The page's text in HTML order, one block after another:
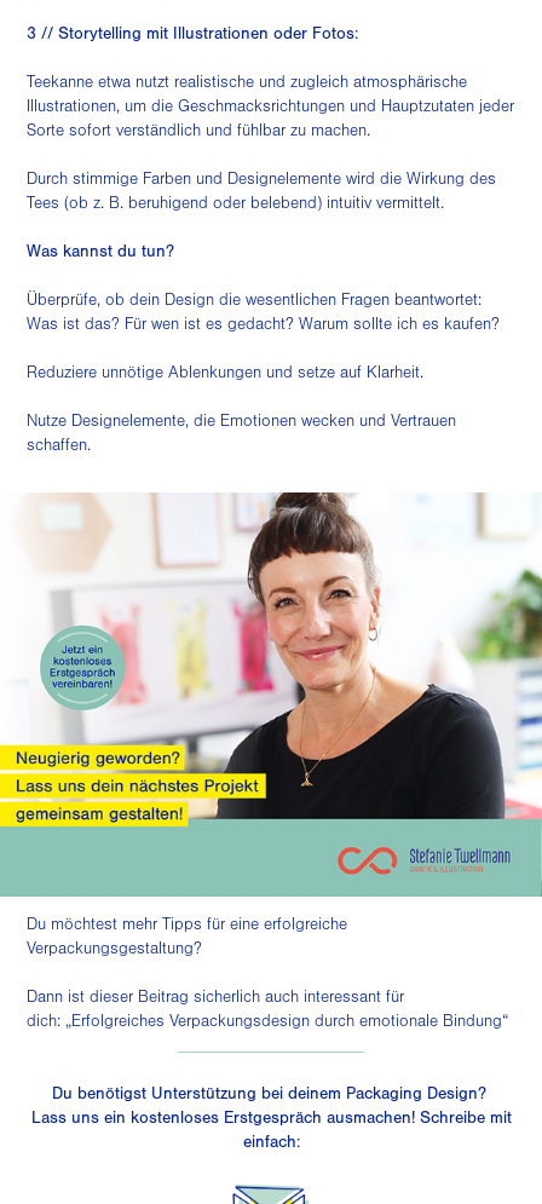
3 // Storytelling mit Illustrationen oder Fotos:
Teekanne etwa nutzt realistische und zugleich atmosphärische
Illustrationen, um die Geschmacksrichtungen und Hauptzutaten jeder
Sorte sofort verständlich und fühlbar zu machen.
Durch stimmige Farben und Designelemente wird die Wirkung des
Tees (ob z. B. beruhigend oder belebend) intuitiv vermittelt.
Was kannst du tun?
Überprüfe, ob dein Design die wesentlichen Fragen beantwortet:
Was ist das? Für wen ist es gedacht? Warum sollte ich es kaufen?
Reduziere unnötige Ablenkungen und setze auf Klarheit.
Nutze Designelemente, die Emotionen wecken und Vertrauen
schaffen.
Du möchtest mehr Tipps für eine erfolgreiche
Verpackungsgestaltung?
Dann ist dieser Beitrag sicherlich auch interessant für
dich: „Erfolgreiches Verpackungsdesign durch emotionale Bindung“
Du benötigst Unterstützung bei deinem Packaging Design?
Lass uns ein kostenloses Erstgespräch ausmachen! Schreibe mit
einfach: